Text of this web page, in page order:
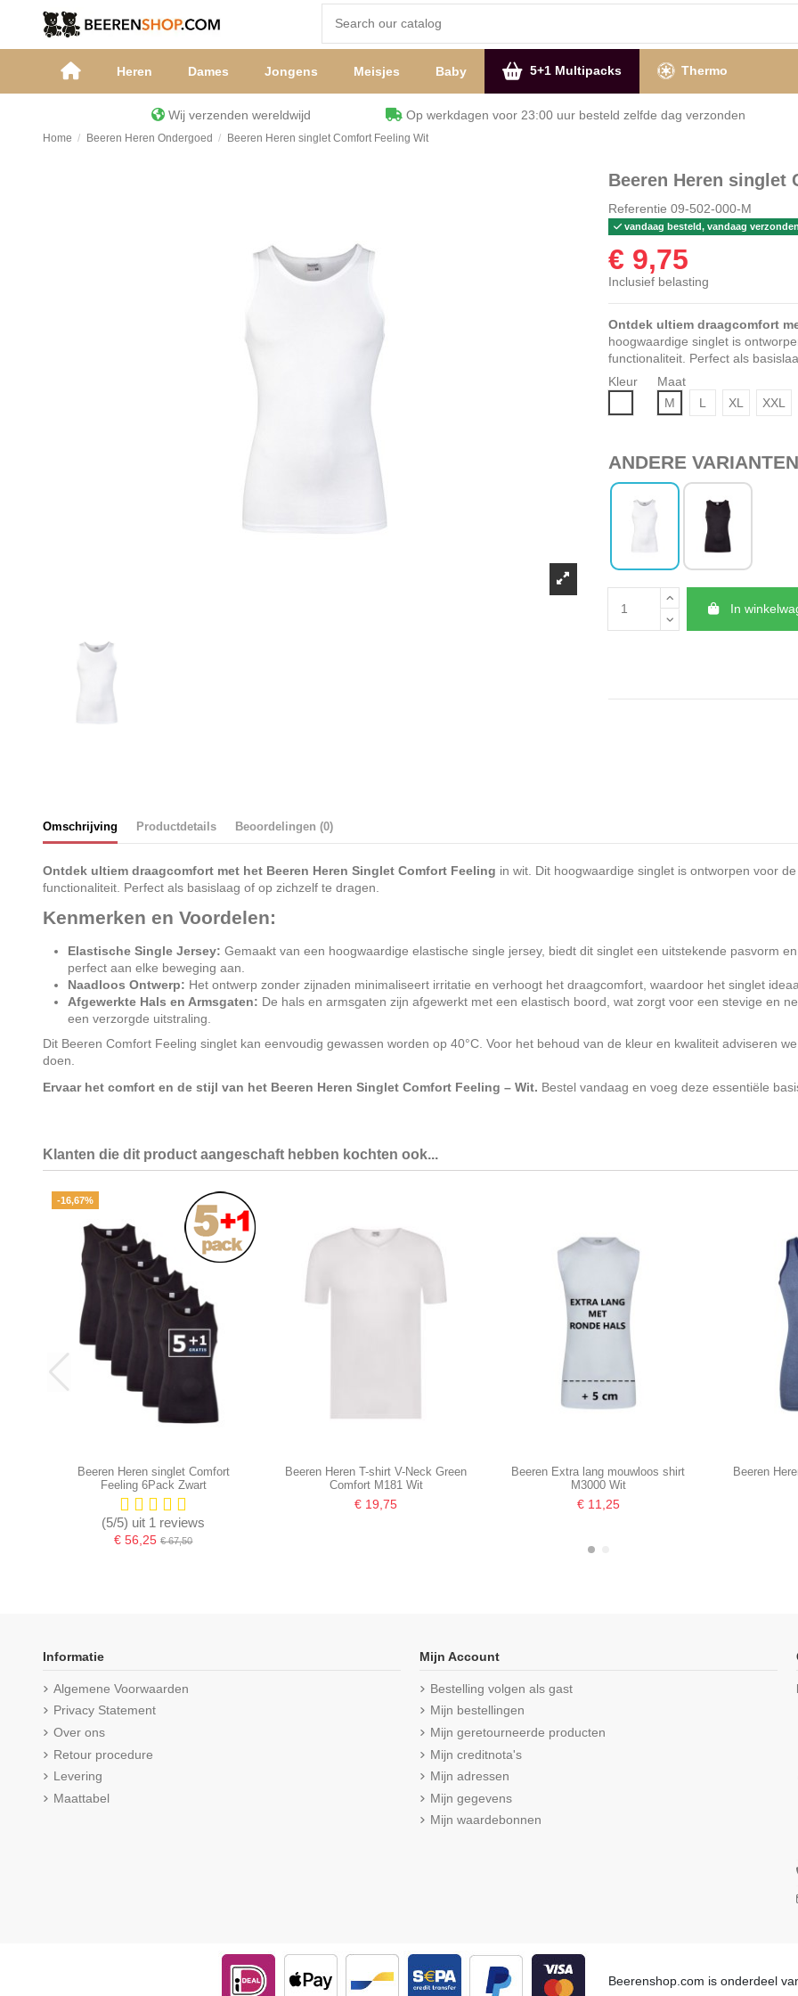
Heren Dames Jongens Meisjes Baby 5+1 Multipacks Thermo
Wij verzenden wereldwijd Op werkdagen voor 23:00 uur besteld zelfde dag
Home Beeren Heren Ondergoed Beeren Heren singlet Comfort Feeling Wit
Beeren Heren singlet
Referentie 09-502-000-M
vandaag besteld, vandaag verzonden
€ 9,75
Inclusief belasting
Ontdek ultiem draagcomfort
hoogwaardige singlet is
functionaliteit. Perfect als
Kleur
Maat
M
L XL XXL
ANDERE VARIANTEN
In
Omschrijving Productdetails Beoordelingen (0)
Ontdek ultiem draagcomfort met het Beeren Heren Singlet Comfort Feeling in wit. Dit hoogwaardige singlet is ontworpen voor
functionaliteit. Perfect als basislaag of op zichzelf te dragen.
Kenmerken en Voordelen:
Elastische Single Jersey: Gemaakt van een hoogwaardige elastische single jersey, biedt dit singlet een uitstekende pasvorm
perfect aan elke beweging aan.
Naadloos Ontwerp: Het ontwerp zonder zijnaden minimaliseert irritatie en verhoogt het draagcomfort, waardoor het singlet
Afgewerkte Hals en Armsgaten: De hals en armsgaten zijn afgewerkt met een elastisch boord, wat zorgt voor een stevige en
een verzorgde uitstraling.
Dit Beeren Comfort Feeling singlet kan eenvoudig gewassen worden op 40°C. Voor het behoud van de kleur en kwaliteit adviseren
doen.
Ervaar het comfort en de stijl van het Beeren Heren Singlet Comfort Feeling – Wit. Bestel vandaag en voeg deze essentiële
Klanten die dit product aangeschaft hebben kochten ook...
-16,67%
Beeren Heren singlet Comfort
Feeling 6Pack Zwart
(5/5) uit 1 reviews
€ 56,25€ 67,50
Beeren Heren T-shirt V-Neck Green
Comfort M181 Wit
€ 19,75
Beeren Extra lang mouwloos shirt
M3000 Wit
€ 11,25
Beeren
Beeren
(5/
Informatie
Algemene Voorwaarden
Privacy Statement
Over ons
Retour procedure
Levering
Maattabel
Mijn Account
Bestelling volgen als gast
Mijn bestellingen
Mijn geretourneerde producten
Mijn creditnota's
Mijn adressen
Mijn gegevens
Mijn waardebonnen
Beerenshop.com is onderdeel